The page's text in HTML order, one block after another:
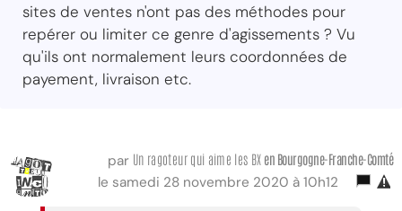
sites de ventes n'ont pas des méthodes pour
repérer ou limiter ce genre d'agissements ? Vu
qu'ils ont normalement leurs coordonnées de
payement, livraison etc.
par Un ragoteur qui aime les BX en Bourgogne-Franche-Comté
le samedi 28 novembre 2020 à 10h12